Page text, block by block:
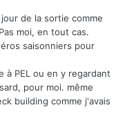
de la sortie comme
moi, en tout cas.
saisonniers pour
à PEL ou en y regardant
pour moi. même
building comme j'avais